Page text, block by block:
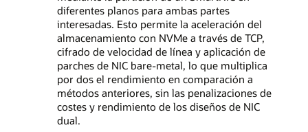
diferentes planos para ambas partes
interesadas. Esto permite la aceleración del
almacenamiento con NVMe a través de TCP,
cifrado de velocidad de línea y aplicación de
parches de NIC bare-metal, lo que multiplica
por dos el rendimiento en comparación a
métodos anteriores, sin las penalizaciones de
costes y rendimiento de los diseños de NIC
dual.